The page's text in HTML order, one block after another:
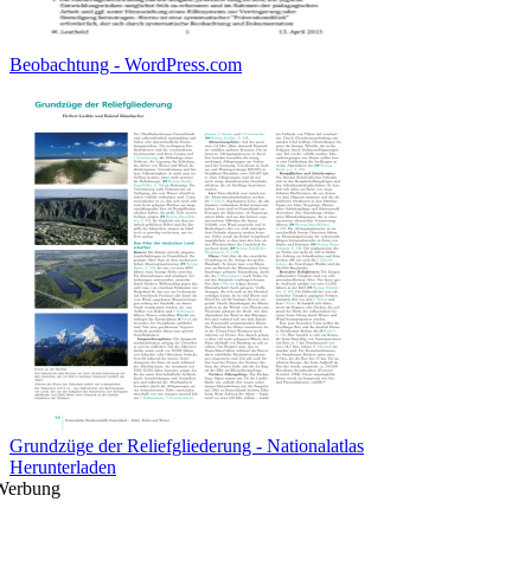
Beobachtung - WordPress.com
Grundzüge der Reliefgliederung - Nationalatlas
Herunterladen